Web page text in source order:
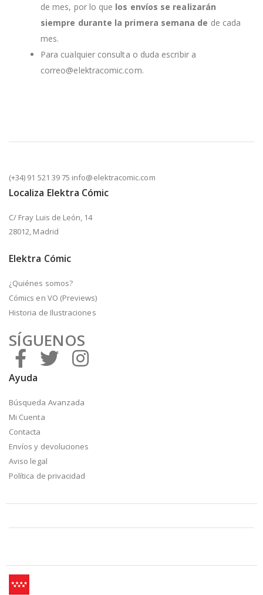
de mes, por lo que los envíos se realizarán
siempre durante la primera semana de de cada
mes.
Para cualquier consulta o duda escribir a
correo@elektracomic.com.
(+34) 91 521 39 75 info@elektracomic.com
Localiza Elektra Cómic
C/ Fray Luis de León, 14
28012, Madrid
Elektra Cómic
¿Quiénes somos?
Cómics en VO (Previews)
Historia de Ilustraciones
SÍGUENOS
Ayuda
Búsqueda Avanzada
Mi Cuenta
Contacta
Envíos y devoluciones
Aviso legal
Política de privacidad